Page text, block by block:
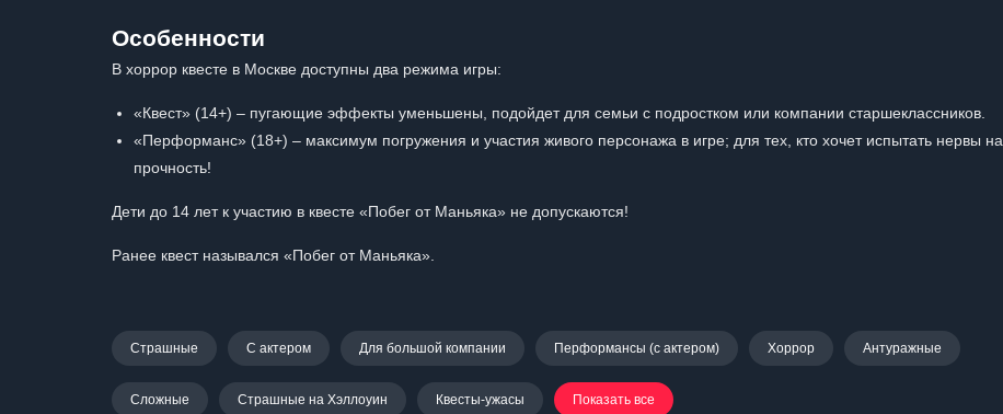
Особенности
В хоррор квесте в Москве доступны два режима игры:
«Квест» (14+) – пугающие эффекты уменьшены, подойдет для семьи с подростком или компании старшеклассников.
«Перформанс» (18+) – максимум погружения и участия живого персонажа в игре; для тех, кто хочет испытать нервы на
прочность!
Дети до 14 лет к участию в квесте «Побег от Маньяка» не допускаются!
Ранее квест назывался «Побег от Маньяка».
Страшные С актером Для большой компании Перформансы (с актером) Хоррор Антуражные
Сложные Страшные на Хэллоуин Квесты-ужасы Показать все